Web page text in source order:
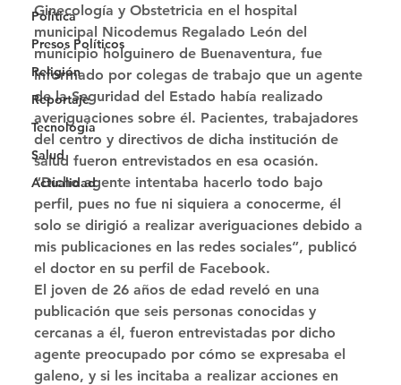
Política
Presos Políticos
Religión
Reportaje
Tecnología
Salud
Actualidad
Ginecología y Obstetricia en el hospital
municipal Nicodemus Regalado León del
municipio holguinero de Buenaventura, fue
informado por colegas de trabajo que un agente
de la Seguridad del Estado había realizado
averiguaciones sobre él. Pacientes, trabajadores
del centro y directivos de dicha institución de
salud fueron entrevistados en esa ocasión.
“Dicho agente intentaba hacerlo todo bajo
perfil, pues no fue ni siquiera a conocerme, él
solo se dirigió a realizar averiguaciones debido a
mis publicaciones en las redes sociales”, publicó
el doctor en su perfil de Facebook.
El joven de 26 años de edad reveló en una
publicación que seis personas conocidas y
cercanas a él, fueron entrevistadas por dicho
agente preocupado por cómo se expresaba el
galeno, y si les incitaba a realizar acciones en